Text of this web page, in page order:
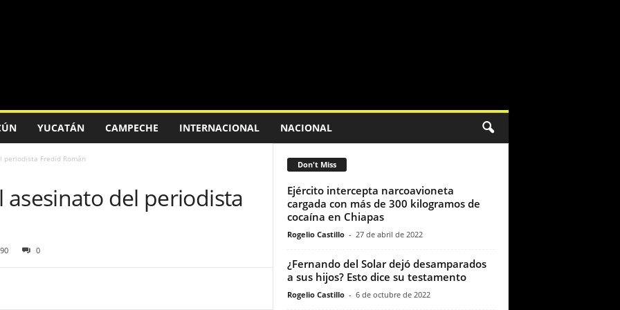
YUCATÁN CAMPECHE INTERNACIONAL NACIONAL
periodista Fredid Román
asesinato del periodista
0
Don't Miss
Ejército intercepta narcoavioneta
cargada con más de 300 kilogramos de
cocaína en Chiapas
Rogelio Castillo - 27 de abril de 2022
¿Fernando del Solar dejó desamparados
a sus hijos? Esto dice su testamento
Rogelio Castillo - 6 de octubre de 2022